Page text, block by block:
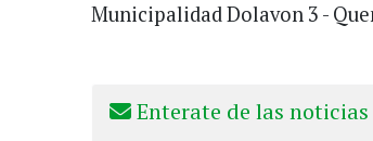
Municipalidad Dolavon 3 -
Enterate de las noticias